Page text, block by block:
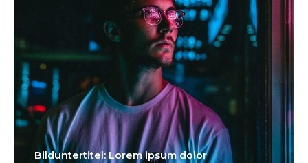
Bilduntertitel: Lorem ipsum dolor